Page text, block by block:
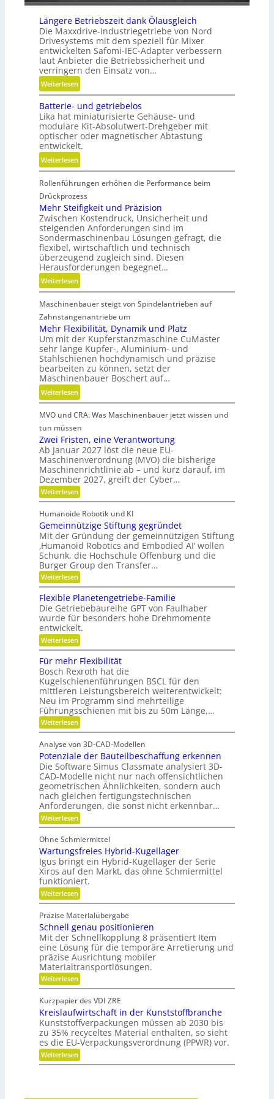
Längere Betriebszeit dank Ölausgleich
Die Maxxdrive-Industriegetriebe von Nord
Drivesystems mit dem speziell für Mixer
entwickelten Safomi-IEC-Adapter verbessern
laut Anbieter die Betriebssicherheit und
verringern den Einsatz von…
Weiterlesen:
L
ä
n
g
e
r
e
e
t
r
e
b
s
z
e
i
t
d
a
n
k
Ö
l
a
u
l
e
c
h
Batterie- und getriebelos
Lika hat miniaturisierte Gehäuse- und
modulare Kit-Absolutwert-Drehgeber mit
optischer oder magnetischer Abtastung
entwickelt.
Weiterlesen:
B
a
t
t
e
r
i
e
-
u
n
e
t
r
i
e
b
e
l
o
s
Rollenführungen erhöhen die Performance beim
Drückprozess
Mehr Steifigkeit und Präzision
Zwischen Kostendruck, Unsicherheit und
steigenden Anforderungen sind im
Sondermaschinenbau Lösungen gefragt, die
flexibel, wirtschaftlich und technisch
überzeugend zugleich sind. Diesen
Herausforderungen begegnet…
Weiterlesen:
M
e
h
r
S
t
e
i
f
i
k
e
i
u
n
d
P
r
ä
z
i
s
i
o
n
Maschinenbauer steigt von Spindelantrieben auf
Zahnstangenantriebe um
Mehr Flexibilität, Dynamik und Platz
Um mit der Kupferstanzmaschine CuMaster
sehr lange Kupfer-, Aluminium- und
Stahlschienen hochdynamisch und präzise
bearbeiten zu können, setzt der
Maschinenbauer Boschert auf…
Weiterlesen:
M
e
h
r
F
l
e
x
i
i
l
i
t
ä
t
,
D
y
n
a
m
k
u
n
d
P
l
t
z
MVO und CRA: Was Maschinenbauer jetzt wissen und
tun müssen
Zwei Fristen, eine Verantwortung
Ab Januar 2027 löst die neue EU-
Maschinenverordnung (MVO) die bisherige
Maschinenrichtlinie ab – und kurz darauf, im
Dezember 2027, greift der Cyber…
Weiterlesen:
Z
e
i
F
r
i
s
t
e
n
,
e
i
n
e
V
e
a
n
t
w
o
r
t
u
n
Humanoide Robotik und KI
Gemeinnützige Stiftung gegründet
Mit der Gründung der gemeinnützigen Stiftung
‚Humanoid Robotics and Embodied AI‘ wollen
Schunk, die Hochschule Offenburg und die
Burger Group den Transfer…
Weiterlesen:
G
e
m
e
i
n
n
ü
t
z
i
g
e
S
t
i
f
t
n
g
g
e
g
r
ü
n
d
e
Flexible Planetengetriebe-Familie
Die Getriebebaureihe GPT von Faulhaber
wurde für besonders hohe Drehmomente
entwickelt.
Weiterlesen:
F
e
x
i
b
l
e
P
l
a
n
t
e
n
g
e
t
r
i
e
b
-
F
a
m
i
l
i
e
Für mehr Flexibilität
Bosch Rexroth hat die
Kugelschienenführungen BSCL für den
mittleren Leistungsbereich weiterentwickelt:
Neu im Programm sind mehrteilige
Führungsschienen mit bis zu 50m Länge,…
Weiterlesen:
F
r
m
e
h
r
F
l
e
x
i
i
l
i
t
ä
t
Analyse von 3D-CAD-Modellen
Potenziale der Bauteilbeschaffung erkennen
Die Software Simus Classmate analysiert 3D-
CAD-Modelle nicht nur nach offensichtlichen
geometrischen Ähnlichkeiten, sondern auch
nach gleichen fertigungstechnischen
Anforderungen, die sonst nicht erkennbar…
Weiterlesen:
P
t
e
n
z
i
a
l
e
e
r
B
a
u
t
e
i
l
e
s
c
h
a
f
f
u
Ohne Schmiermittel
Wartungsfreies Hybrid-Kugellager
Igus bringt ein Hybrid-Kugellager der Serie
Xiros auf den Markt, das ohne Schmiermittel
funktioniert.
Weiterlesen:
W
r
t
u
n
g
s
f
r
e
e
s
H
y
b
r
i
d
Präzise Materialübergabe
Schnell genau positionieren
Mit der Schnellkopplung 8 präsentiert Item
eine Lösung für die temporäre Arretierung und
präzise Ausrichtung mobiler
Materialtransportlösungen.
Weiterlesen:
S
h
n
e
l
l
g
e
n
Kurzpapier des VDI ZRE
Kreislaufwirtschaft in der Kunststoffbranche
Kunststoffverpackungen müssen ab 2030 bis
zu 35% recyceltes Material enthalten, so sieht
es die EU-Verpackungsverordnung (PPWR) vor.
Weiterlesen:
K
s